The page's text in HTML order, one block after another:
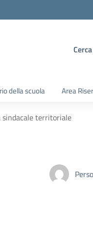
Cerca
della scuola Area
sindacale territoriale